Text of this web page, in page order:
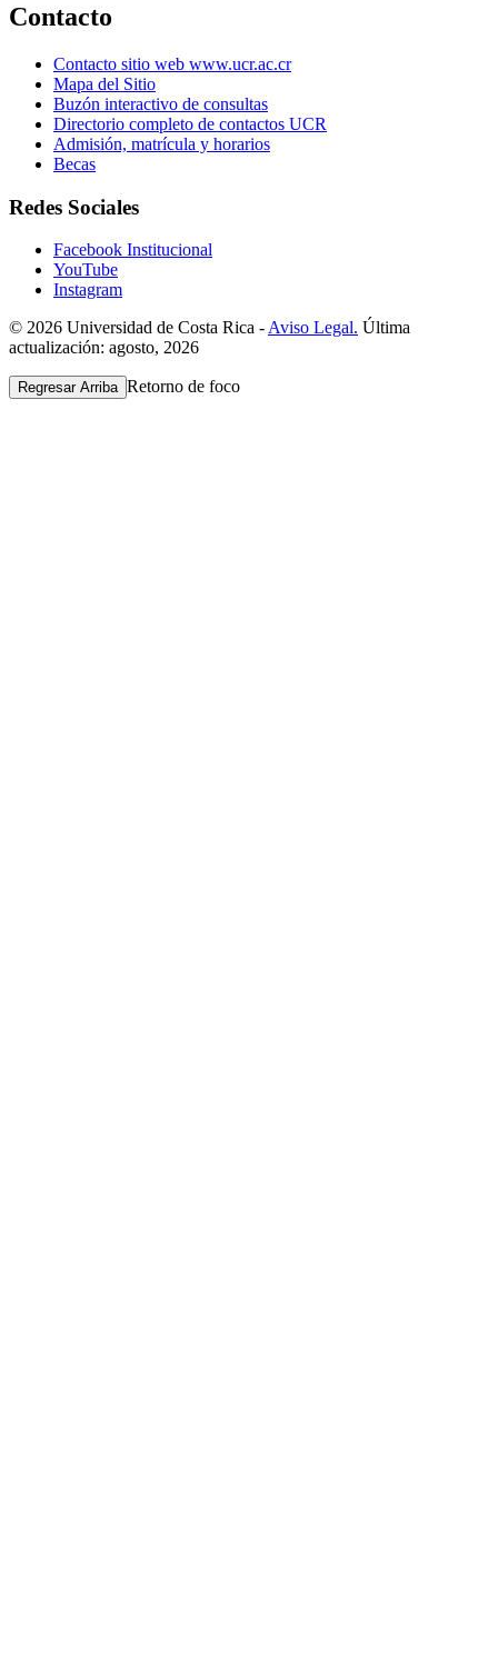
Contacto
Contacto sitio web www.ucr.ac.cr
Mapa del Sitio
Buzón interactivo de consultas
Directorio completo de contactos UCR
Admisión, matrícula y horarios
Becas
Redes Sociales
Facebook Institucional
YouTube
Instagram
© 2026 Universidad de Costa Rica - Aviso Legal. Última
actualización: agosto, 2026
Regresar Arriba Retorno de foco